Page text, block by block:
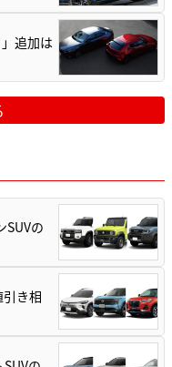
追加は
SUVの
引き相